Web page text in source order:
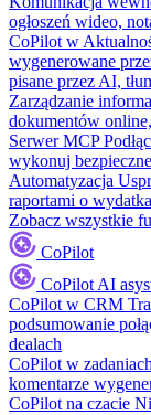
ogłoszeń wideo,
CoPilot w
wygenerowane
pisane przez AI,
Zarządzanie
dokumentów
Serwer MCP
wykonuj
Automatyzacja
raportami o
Zobacz wszystkie
CoPilot
CoPilot AI
CoPilot w CRM
podsumowanie
dealach
CoPilot w zadaniach
komentarze
CoPilot na czacie